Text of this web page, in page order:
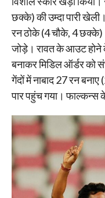
छक्के) की उम्दा पारी
रन ठोके (4 चौके, 4
जोड़े। रावत के आउट होने
बनाकर मिडिल ऑर्डर को
गेंदों में नाबाद 27 रन
पार पहुंच गया। फाल्कन्स